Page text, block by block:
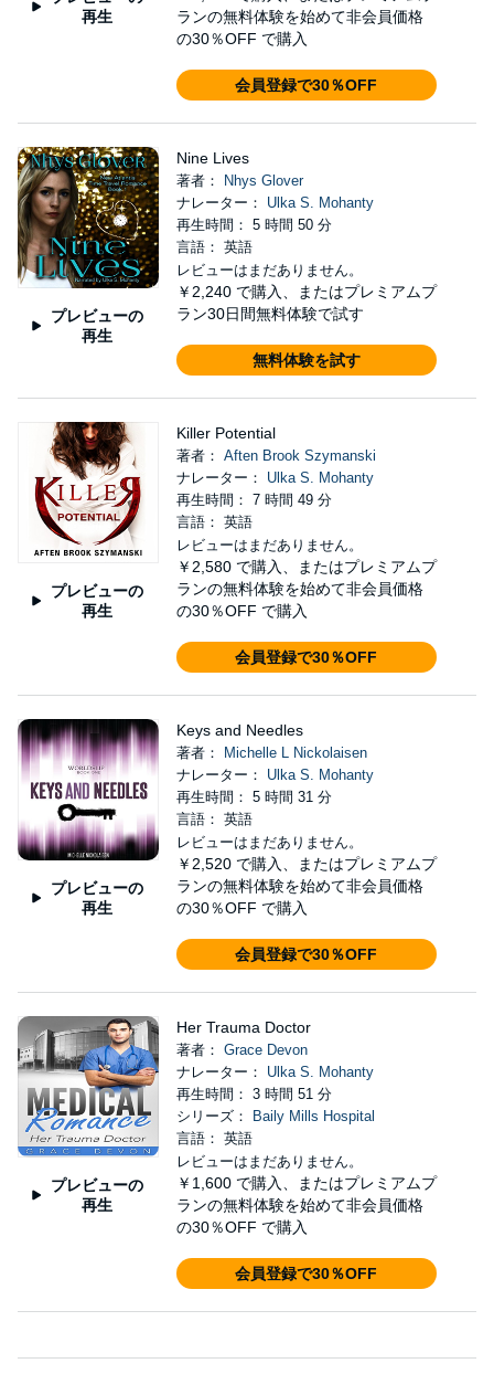
再生
ランの無料体験を始めて非会員価格
の30％OFF で購入
会員登録で30％OFF
プレビューの
再生
Nine Lives
著者：
Nhys Glover
ナレーター： Ulka S. Mohanty
再生時間： 5 時間 50 分
言語： 英語
レビューはまだありません。
￥2,240 で購入、またはプレミアムプ
ラン30日間無料体験で試す
無料体験を試す
プレビューの
再生
Killer Potential
著者： Aften Brook Szymanski
ナレーター： Ulka S. Mohanty
再生時間： 7 時間 49 分
言語： 英語
レビューはまだありません。
￥2,580 で購入、またはプレミアムプ
ランの無料体験を始めて非会員価格
の30％OFF で購入
会員登録で30％OFF
プレビューの
再生
Keys and Needles
著者：
Michelle L Nickolaisen
ナレーター： Ulka S. Mohanty
再生時間： 5 時間 31 分
言語： 英語
レビューはまだありません。
￥2,520 で購入、またはプレミアムプ
ランの無料体験を始めて非会員価格
の30％OFF で購入
会員登録で30％OFF
プレビューの
再生
Her Trauma Doctor
著者： Grace Devon
ナレーター： Ulka S. Mohanty
再生時間： 3 時間 51 分
シリーズ：
Baily Mills Hospital
言語： 英語
レビューはまだありません。
￥1,600 で購入、またはプレミアムプ
ランの無料体験を始めて非会員価格
の30％OFF で購入
会員登録で30％OFF